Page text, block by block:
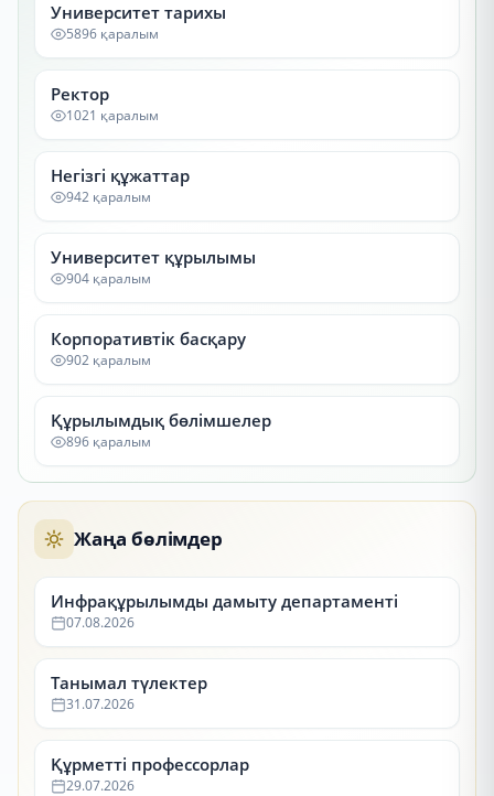
Университет тарихы
5896 қаралым
Ректор
1021 қаралым
Негізгі құжаттар
942 қаралым
Университет құрылымы
904 қаралым
Корпоративтік басқару
902 қаралым
Құрылымдық бөлімшелер
896 қаралым
Жаңа бөлімдер
Инфрақұрылымды дамыту департаменті
07.08.2026
Танымал түлектер
31.07.2026
Құрметті профессорлар
29.07.2026